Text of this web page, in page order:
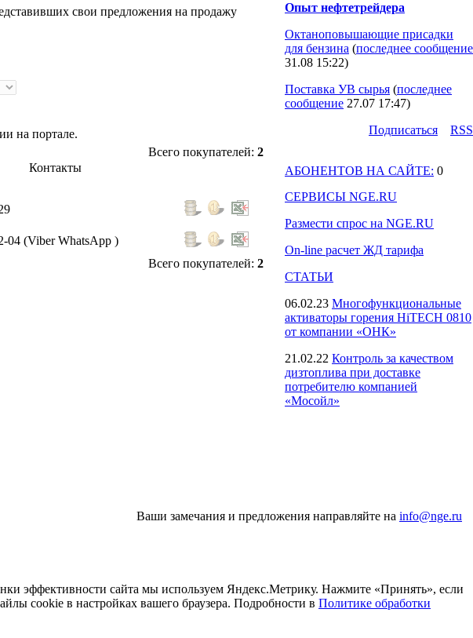
свои предложения на продажу
на портале.
Всего покупателей: 2
Контакты
04 (Viber WhatsApp )
Всего покупателей: 2
Опыт нефтетрейдера
Октаноповышающие присадки
для бензина (последнее сообщение
31.08 15:22)
Поставка УВ сырья (последнее
сообщение 27.07 17:47)
Подпиcаться
RSS
АБОНЕНТОВ НА САЙТЕ: 0
СЕРВИСЫ NGE.RU
Размести спрос на NGE.RU
On-line расчет ЖД тарифа
СТАТЬИ
06.02.23 Многофункциональные
активаторы горения HiTECH 0810
от компании «ОНК»
21.02.22 Контроль за качеством
дизтоплива при доставке
потребителю компанией
«Мосойл»
Ваши замечания и предложения направляйте на info@nge.ru
эффективности сайта мы используем Яндекс.Метрику. Нажмите «Принять», если
cookie в настройках вашего браузера. Подробности в Политике обработки